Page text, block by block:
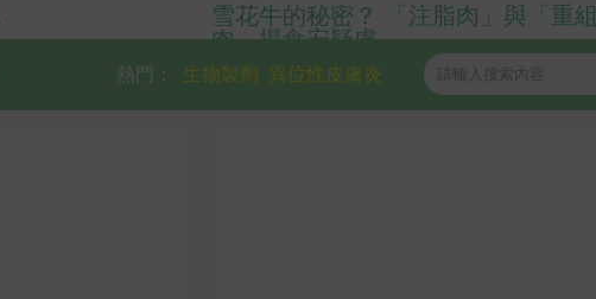
雪花牛的秘密？ 「注脂肉」與「重
肉」揭食安疑慮
異位性皮膚炎
生物製劑
熱門：